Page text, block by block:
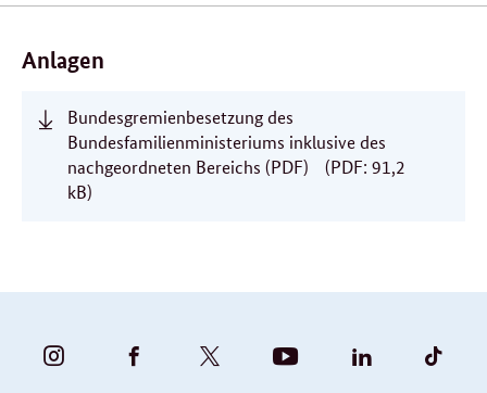
Anlagen
Bundesgremienbesetzung des
Bundesfamilienministeriums inklusive des
nachgeordneten Bereichs (PDF)
(PDF: 91,2
kB)
BUNDESFAMILIENMINISTERIUM
BUNDESFAMILIENMINISTERIUM
FAMILIENMINISTERIUM
BMBFSFJ
BMFSFJ